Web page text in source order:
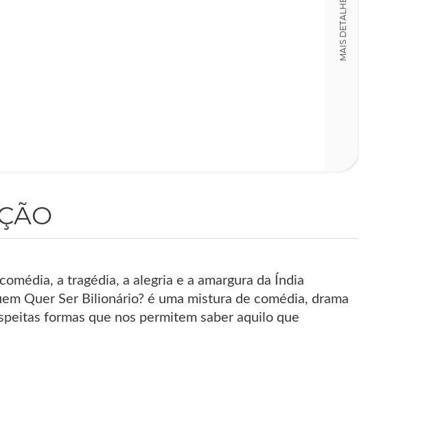
MAIS DETALHES
a tragédia, a alegria e a amargura da Índia
Quer Ser Bilionário? é uma mistura de comédia, drama
formas que nos permitem saber aquilo que